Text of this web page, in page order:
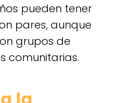
pueden tener
pares, aunque
grupos de
comunitarias.